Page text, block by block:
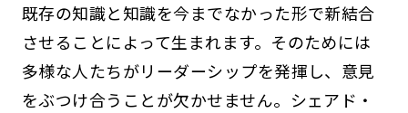
既存の知識と知識を今までなかった形で新結合
させることによって生まれます。そのためには
多様な人たちがリーダーシップを発揮し、意見
をぶつけ合うことが欠かせません。シェアド・